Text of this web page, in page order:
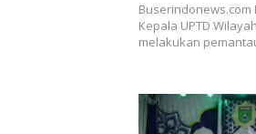
Buserindonews.com
Kepala UPTD
melakukan